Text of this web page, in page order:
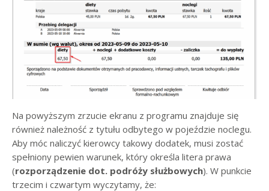
Na powyższym zrzucie ekranu z programu znajduje się
również należność z tytułu odbytego w pojeździe noclegu.
Aby móc naliczyć kierowcy takowy dodatek, musi zostać
spełniony pewien warunek, który określa litera prawa
(rozporządzenie dot. podróży służbowych). W punkcie
trzecim i czwartym wyczytamy, że: